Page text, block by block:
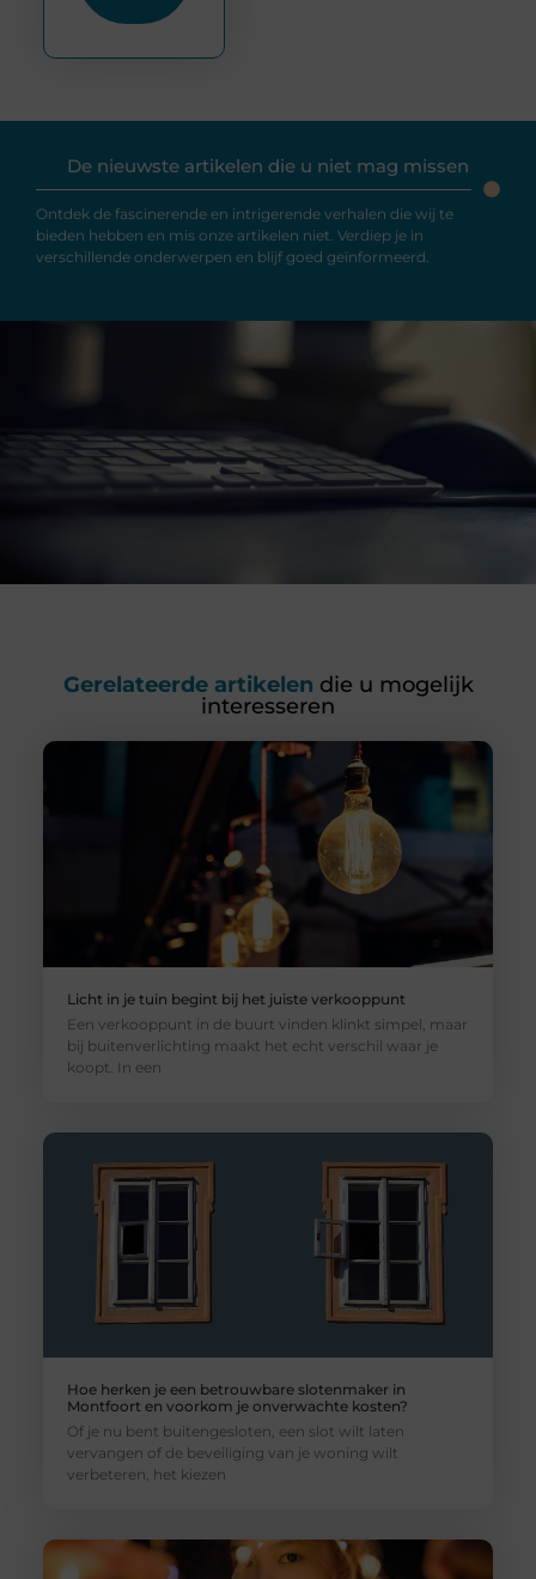
De nieuwste artikelen die u niet mag missen
Ontdek de fascinerende en intrigerende verhalen die wij te
bieden hebben en mis onze artikelen niet. Verdiep je in
verschillende onderwerpen en blijf goed geïnformeerd.
Gerelateerde artikelen die u mogelijk
interesseren
Licht in je tuin begint bij het juiste verkooppunt
Een verkooppunt in de buurt vinden klinkt simpel, maar
bij buitenverlichting maakt het echt verschil waar je
koopt. In een
Hoe herken je een betrouwbare slotenmaker in
Montfoort en voorkom je onverwachte kosten?
Of je nu bent buitengesloten, een slot wilt laten
vervangen of de beveiliging van je woning wilt
verbeteren, het kiezen